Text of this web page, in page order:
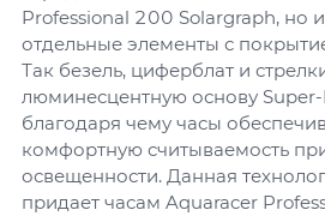
Professional 200 Solargraph, но
отдельные элементы с
Так безель, циферблат и
люминесцентную основу
благодаря чему часы
комфортную считываемость
освещенности. Данная
придает часам Aquaracer